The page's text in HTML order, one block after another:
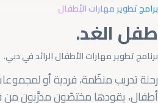
برامج تطوير مهارات الأطفال
طفل الغد.
برنامج تطوير مهارات الأطفال الرائد في دبي.